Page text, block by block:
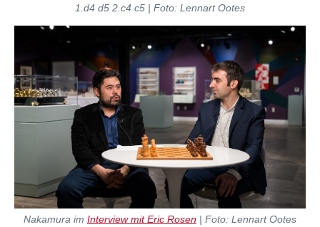
1.d4 d5 2.c4 c5 | Foto: Lennart Ootes
Nakamura im Interview mit Eric Rosen | Foto: Lennart Ootes